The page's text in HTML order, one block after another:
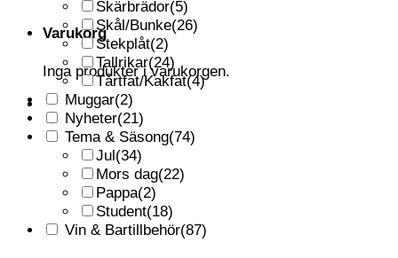
Varukorg
Inga produkter i varukorgen.
Skärbrädor(5)
Skål/Bunke(26)
Stekplåt(2)
Tallrikar(24)
Tårtfat/Kakfat(4)
Muggar(2)
Nyheter(21)
Tema & Säsong(74)
Jul (34)
Mors dag(22)
Pappa(2)
Student(18)
Vin & Bartillbehör(87)